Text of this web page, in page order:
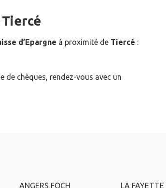
Tiercé
d’Epargne à proximité de Tiercé :
de chèques, rendez-vous avec un
ANGERS FOCH LA FAYETTE